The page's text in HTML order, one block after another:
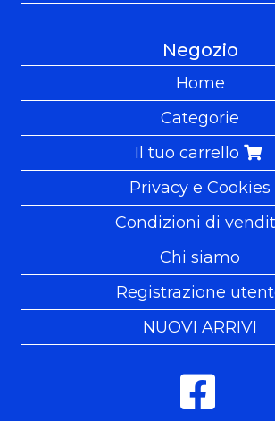
Negozio
Home
Categorie
Il tuo carrello
Privacy e Cookies
Condizioni di
Chi siamo
Registrazione
NUOVI ARRIVI